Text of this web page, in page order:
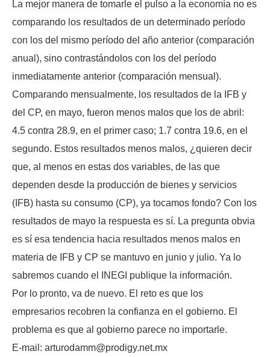
La mejor manera de tomarle el pulso a la economía no es
comparando los resultados de un determinado período
con los del mismo período del año anterior (comparación
anual), sino contrastándolos con los del período
inmediatamente anterior (comparación mensual).
Comparando mensualmente, los resultados de la IFB y
del CP, en mayo, fueron menos malos que los de abril:
4.5 contra 28.9, en el primer caso; 1.7 contra 19.6, en el
segundo. Estos resultados menos malos, ¿quieren decir
que, al menos en estas dos variables, de las que
dependen desde la producción de bienes y servicios
(IFB) hasta su consumo (CP), ya tocamos fondo? Con los
resultados de mayo la respuesta es sí. La pregunta obvia
es sí esa tendencia hacia resultados menos malos en
materia de IFB y CP se mantuvo en junio y julio. Ya lo
sabremos cuando el INEGI publique la información.
Por lo pronto, va de nuevo. El reto es que los
empresarios recobren la confianza en el gobierno. El
problema es que al gobierno parece no importarle.
E-mail: arturodamm@prodigy.net.mx